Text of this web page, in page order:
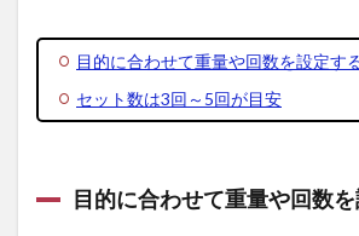
目的に合わせて重量や回数を設定す
セット数は3回～5回が目安
目的に合わせて重量や回数